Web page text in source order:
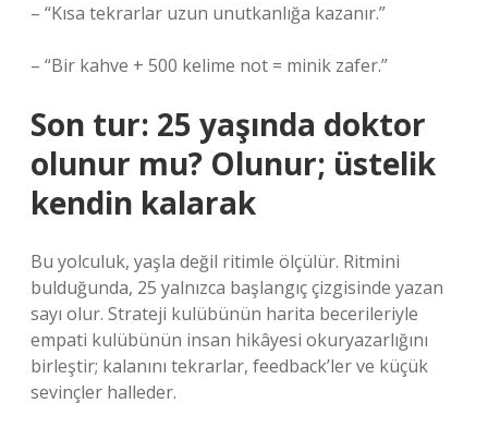
– “Kısa tekrarlar uzun unutkanlığa kazanır.”
– “Bir kahve + 500 kelime not = minik zafer.”
Son tur: 25 yaşında doktor
olunur mu? Olunur; üstelik
kendin kalarak
Bu yolculuk, yaşla değil ritimle ölçülür. Ritmini
bulduğunda, 25 yalnızca başlangıç çizgisinde yazan
sayı olur. Strateji kulübünün harita becerileriyle
empati kulübünün insan hikâyesi okuryazarlığını
birleştir; kalanını tekrarlar, feedback’ler ve küçük
sevinçler halleder.